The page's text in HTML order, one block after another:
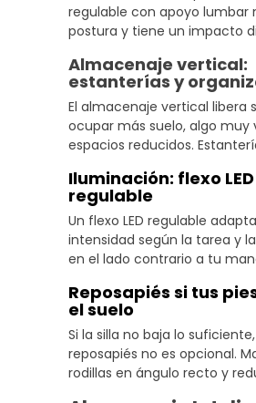
regulable con apoyo lumbar
postura y tiene un impacto
día. Las consecuencias de
aparecen antes de lo que se
Almacenaje vertical:
estanterías y
El almacenaje vertical libera
ocupar más suelo, algo muy
espacios reducidos.
home office sin que tengas
al acceso rápido a lo que usas.
Iluminación: flexo LED
regulable
Un flexo LED regulable
intensidad según la tarea y
en el lado contrario a tu
comodidad visual en las
trabajo.
Reposapiés si tus
el suelo
Si la silla no baja lo
reposapiés no es opcional.
rodillas en ángulo recto y